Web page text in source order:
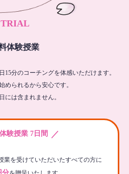
TRIAL
体験授業
15分のコーチングを体感いただけます。
められるから安心です。
には含まれません。
験授業 7日間 ／
業を受けていただいたすべての方に